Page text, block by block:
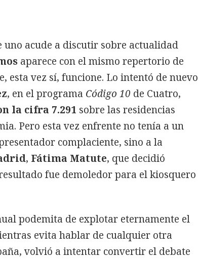
uno acude a discutir sobre actualidad
aparece con el mismo repertorio de
esta vez sí, funcione. Lo intentó de nuevo
, en el programa Código 10 de Cuatro,
la cifra 7.291 sobre las residencias
Pero esta vez enfrente no tenía a un
complaciente, sino a la
, Fátima Matute, que decidió
fue demoledor para el kiosquero
podemita de explotar eternamente el
evita hablar de cualquier otra
volvió a intentar convertir el debate